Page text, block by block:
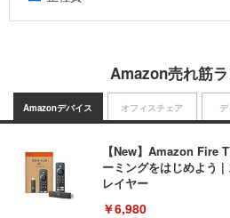
Amazon売れ筋
Amazonデバイス
【New】Amazon Fire
ーミングをはじめよう
レイヤー
￥6,980
オフィスチェア